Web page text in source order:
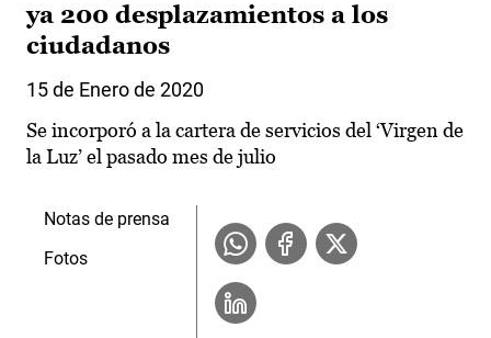
ya 200 desplazamientos a los
ciudadanos
15 de Enero de 2020
Se incorporó a la cartera de servicios del ‘Virgen de
la Luz’ el pasado mes de julio
Notas de prensa
Fotos